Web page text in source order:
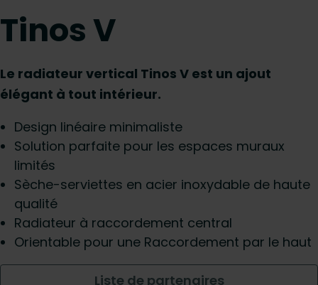
Tinos V
Le radiateur vertical Tinos V est un ajout
élégant à tout intérieur.
Design linéaire minimaliste
Solution parfaite pour les espaces muraux
limités
Sèche-serviettes en acier inoxydable de haute
qualité
Radiateur à raccordement central
Orientable pour une Raccordement par le haut
Liste de partenaires